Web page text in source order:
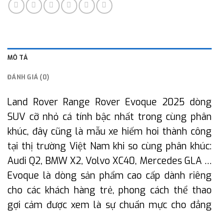
MÔ TẢ
ĐÁNH GIÁ (0)
Land Rover Range Rover Evoque 2025 dòng
SUV cỡ nhỏ cá tính bậc nhất trong cùng phân
khúc, đây cũng là mẫu xe hiếm hoi thành công
tại thị trường Việt Nam khi so cùng phân khúc:
Audi Q2, BMW X2, Volvo XC40, Mercedes GLA …
Evoque là dòng sản phẩm cao cấp dành riêng
cho các khách hàng trẻ, phong cách thể thao
gợi cảm được xem là sự chuẩn mực cho đẳng